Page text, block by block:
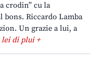
crodin” cu la
bons. Riccardo Lamba
Un grazie a lui, a
lei di plui +